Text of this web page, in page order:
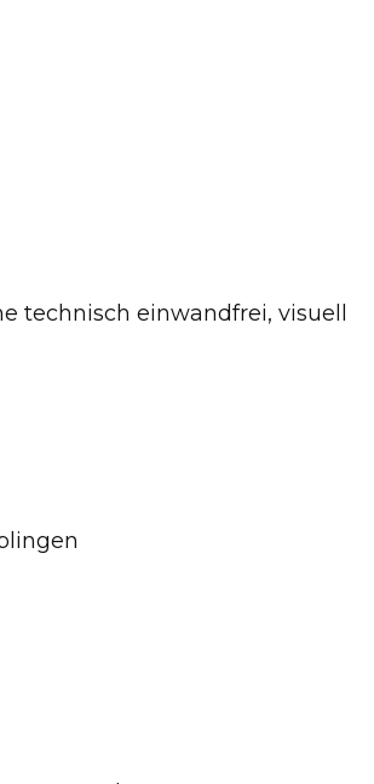
technisch einwandfrei, visuell